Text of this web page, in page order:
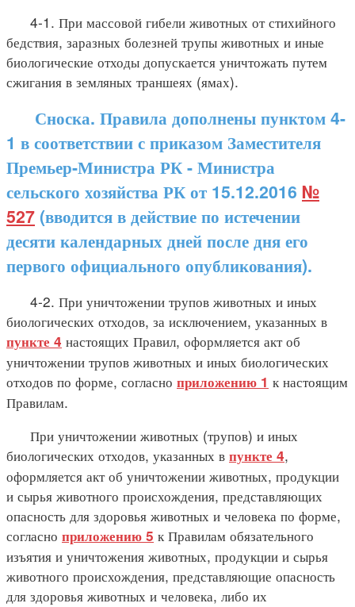
4-1. При массовой гибели животных от стихийного
бедствия, заразных болезней трупы животных и иные
биологические отходы допускается уничтожать путем
сжигания в земляных траншеях (ямах).
Сноска. Правила дополнены пунктом 4-
1 в соответствии с приказом Заместителя
Премьер-Министра РК - Министра
сельского хозяйства РК от 15.12.2016 №
527 (вводится в действие по истечении
десяти календарных дней после дня его
первого официального опубликования).
4-2. При уничтожении трупов животных и иных
биологических отходов, за исключением, указанных в
пункте 4 настоящих Правил, оформляется акт об
уничтожении трупов животных и иных биологических
отходов по форме, согласно приложению 1 к настоящим
Правилам.
При уничтожении животных (трупов) и иных
биологических отходов, указанных в пункте 4,
оформляется акт об уничтожении животных, продукции
и сырья животного происхождения, представляющих
опасность для здоровья животных и человека по форме,
согласно приложению 5 к Правилам обязательного
изъятия и уничтожения животных, продукции и сырья
животного происхождения, представляющие опасность
для здоровья животных и человека, либо их